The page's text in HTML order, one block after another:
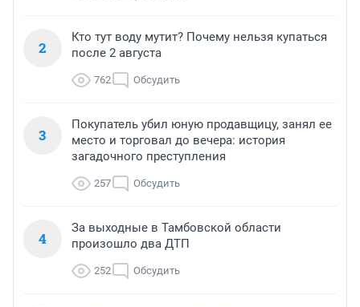
2
Кто тут воду мутит? Почему нельзя купаться
после 2 августа
762 Обсудить
3
Покупатель убил юную продавщицу, занял ее
место и торговал до вечера: история
загадочного преступления
257 Обсудить
4
За выходные в Тамбовской области
произошло два ДТП
252 Обсудить